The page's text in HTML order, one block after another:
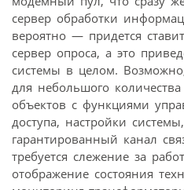
сервер обработки
вероятно — придется
сервер опроса, а это
системы в целом.
для небольшого
объектов с функциями
доступа, настройки
гарантированный канал
требуется слежение за
отображение состояния